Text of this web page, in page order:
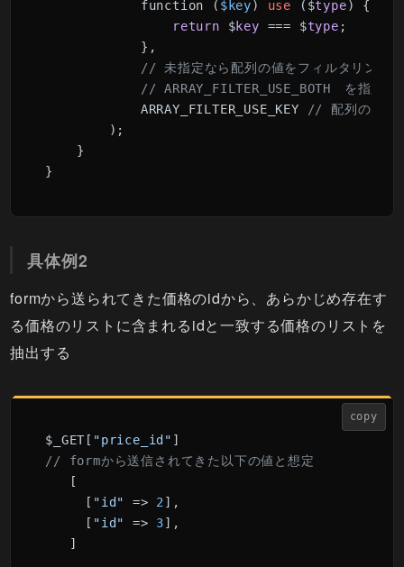
function ( $key) use ($type) {
return $key === $type ;
},
// 未指定なら配列の値をフィルタリング
// ARRAY_FILTER_USE_BOTH　を指定
ARRAY_FILTER_USE_KEY // 配列のキー
);
}
}
具体例2
formから送られてきた価格のidから、あらかじめ存在す
る価格のリストに含まれるidと一致する価格のリストを
抽出する
copy
$_GET[ "price_id"
// formから送信されてきた以下の値と想定
   [
     [
"id" => 2],
[ "id" => 3],
   ]